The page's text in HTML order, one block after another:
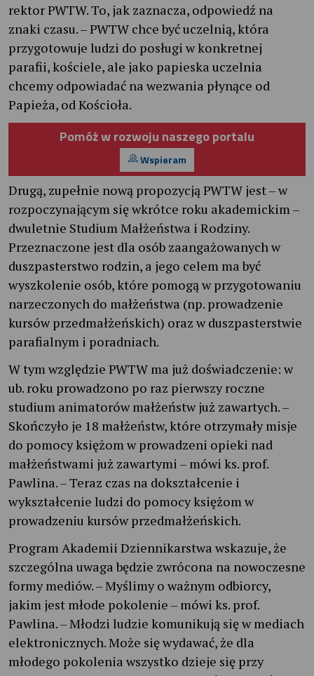
rektor PWTW. To, jak zaznacza, odpowiedź na
znaki czasu. – PWTW chce być uczelnią, która
przygotowuje ludzi do posługi w konkretnej
parafii, kościele, ale jako papieska uczelnia
chcemy odpowiadać na wezwania płynące od
Papieża, od Kościoła.
Pomóż w rozwoju naszego portalu
Wspieram
Drugą, zupełnie nową propozycją PWTW jest – w
rozpoczynającym się wkrótce roku akademickim –
dwuletnie Studium Małżeństwa i Rodziny.
Przeznaczone jest dla osób zaangażowanych w
duszpasterstwo rodzin, a jego celem ma być
wyszkolenie osób, które pomogą w przygotowaniu
narzeczonych do małżeństwa (np. prowadzenie
kursów przedmałżeńskich) oraz w duszpasterstwie
parafialnym i poradniach.
W tym względzie PWTW ma już doświadczenie: w
ub. roku prowadzono po raz pierwszy roczne
studium animatorów małżeństw już zawartych. –
Skończyło je 18 małżeństw, które otrzymały misje
do pomocy księżom w prowadzeni opieki nad
małżeństwami już zawartymi – mówi ks. prof.
Pawlina. – Teraz czas na dokształcenie i
wykształcenie ludzi do pomocy księżom w
prowadzeniu kursów przedmałżeńskich.
Program Akademii Dziennikarstwa wskazuje, że
szczególna uwaga będzie zwrócona na nowoczesne
formy mediów. – Myślimy o ważnym odbiorcy,
jakim jest młode pokolenie – mówi ks. prof.
Pawlina. – Młodzi ludzie komunikują się w mediach
elektronicznych. Może się wydawać, że dla
młodego pokolenia wszystko dzieje się przy